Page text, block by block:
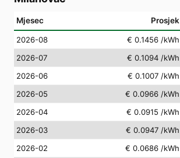
Mjesec Prosjek
2026-08 € 0.1456 /kWh
2026-07
€ 0.1094 /kWh
2026-06
€ 0.1007 /kWh
2026-05
€ 0.0966 /kWh
2026-04
€ 0.0915 /kWh
2026-03
€ 0.0947 /kWh
2026-02
€ 0.0686 /kWh